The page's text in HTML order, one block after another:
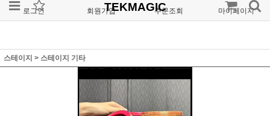
로그인 회원가입 주문조회 마이페이지
TEKMAGIC
스테이지 > 스테이지 기타